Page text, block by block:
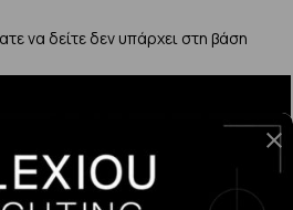
να δείτε δεν υπάρχει στη βάση